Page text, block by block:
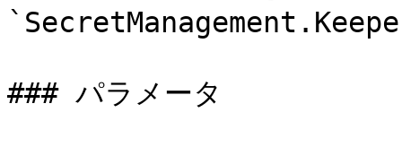
### パラメータ